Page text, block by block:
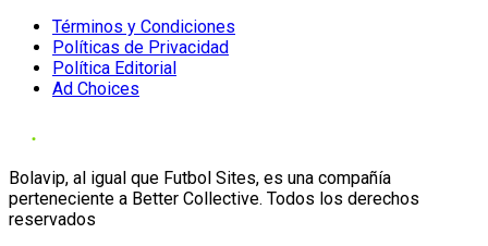
Términos y Condiciones
Políticas de Privacidad
Política Editorial
Ad Choices
Bolavip, al igual que Futbol Sites, es una compañía
perteneciente a Better Collective. Todos los derechos
reservados